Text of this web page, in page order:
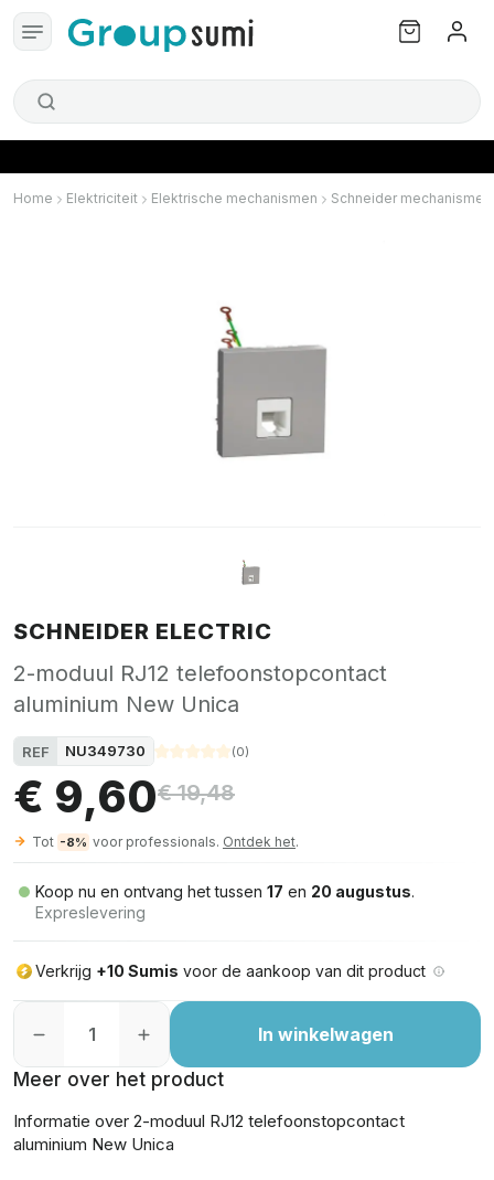
Home Elektriciteit Elektrische mechanismen Schneider mechanismen
SCHNEIDER ELECTRIC
2-moduul RJ12 telefoonstopcontact
aluminium New Unica
REF NU349730 (0)
€ 9,60€ 19,48
Tot -8% voor professionals. Ontdek het.
Koop nu en ontvang het tussen 17 en 20 augustus.
Expreslevering
Verkrijg +10 Sumis voor de aankoop van dit product
In winkelwagen
Meer over het product
Informatie over 2-moduul RJ12 telefoonstopcontact
aluminium New Unica